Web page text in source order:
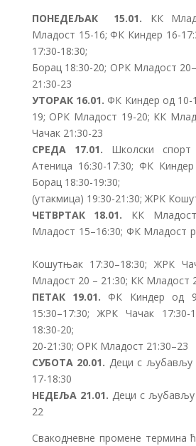
ПОНЕДЕЉАК 15.01. КК
Младост 15-16; ФК Киндер 16-
17:30-
Борац 18:30-20; ОРК Младост
21:30-23
УТОРАК 16.01. ФК Киндер од 10-
19; ОРК Младост 19-20; КК
Чачак 21:30-23
СРЕДА 17.01. Школски
Атеница 16:30-17:30; ФК
Борац 18:30-19:30;
(утакмица) 19:30-21:30; ЖРК
ЧЕТВРТАК 18.01. КК
Младост 15–16:30; ФК Младост
Кошутњак 17:30–18:30; ЖРК
Младост 20 – 21:30; КК Младост
ПЕТАК 19.01. ФК Киндер од
15:30–17:30; ЖРК Чачак
18:30-20; КК
20-21:30; ОРК Младост 21:30–23
СУБОТА 20.01. Деци с љубављу
17-18:30
НЕДЕЉА 21.01. Деци с љубављу
22
Свакодневне промене термина